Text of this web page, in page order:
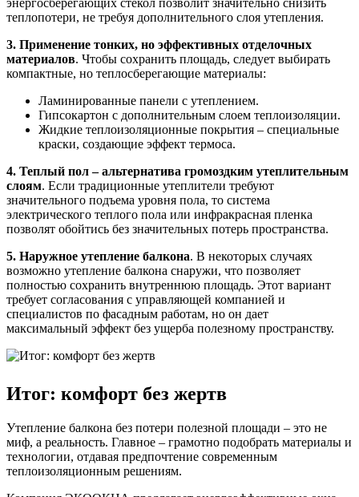
энергосберегающих стекол позволит значительно снизить
теплопотери, не требуя дополнительного слоя утепления.
3. Применение тонких, но эффективных отделочных
материалов. Чтобы сохранить площадь, следует выбирать
компактные, но теплосберегающие материалы:
Ламинированные панели с утеплением.
Гипсокартон с дополнительным слоем теплоизоляции.
Жидкие теплоизоляционные покрытия – специальные
краски, создающие эффект термоса.
4. Теплый пол – альтернатива громоздким утеплительным
слоям. Если традиционные утеплители требуют
значительного подъема уровня пола, то система
электрического теплого пола или инфракрасная пленка
позволят обойтись без значительных потерь пространства.
5. Наружное утепление балкона. В некоторых случаях
возможно утепление балкона снаружи, что позволяет
полностью сохранить внутреннюю площадь. Этот вариант
требует согласования с управляющей компанией и
специалистов по фасадным работам, но он дает
максимальный эффект без ущерба полезному пространству.
Итог: комфорт без жертв
Утепление балкона без потери полезной площади – это не
миф, а реальность. Главное – грамотно подобрать материалы и
технологии, отдавая предпочтение современным
теплоизоляционным решениям.